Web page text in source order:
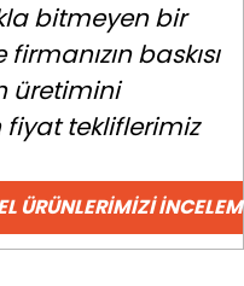
bitmeyen bir
baskısı
üretimini
fiyat tekliflerimiz
ÜRÜNLERIMIZI